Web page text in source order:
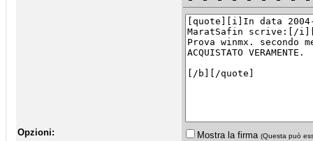
Opzioni: Mostra la firma (Questa può